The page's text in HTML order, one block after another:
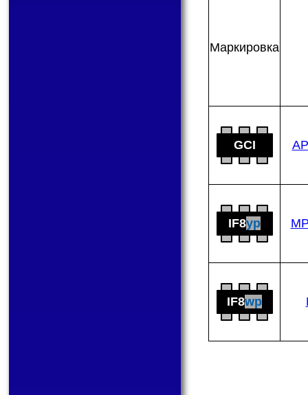
Мар­ки­ров­ка
GCI
IF8yp
IF8wp